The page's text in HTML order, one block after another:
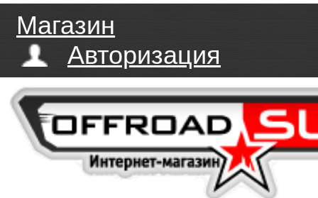
Магазин
Авторизация